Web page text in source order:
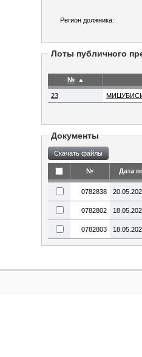
Регион должника:
Лоты публичного
№ ▲
23 МИЦУБИСИ
Документы
№ Дата
0782838
0782802
0782803